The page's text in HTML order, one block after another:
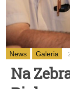
News Galeria
Na